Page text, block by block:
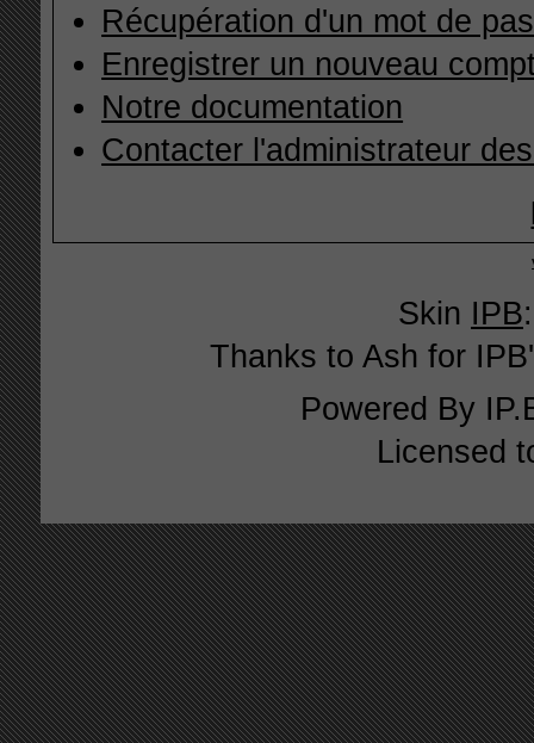
Récupération d'un mot de
Enregistrer un nouveau
Notre documentation
Contacter l'administrateur
Skin IPB
Thanks to Ash for
Powered By
Licensed